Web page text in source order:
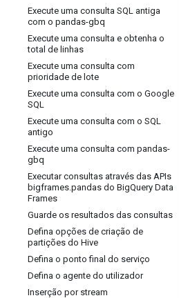
Execute uma consulta SQL antiga
com o pandas-gbq
Execute uma consulta e obtenha o
total de linhas
Execute uma consulta com
prioridade de lote
Execute uma consulta com o Google
SQL
Execute uma consulta com o SQL
antigo
Execute uma consulta com pandas-
gbq
Executar consultas através das APIs
bigframes.pandas do BigQuery Data
Frames
Guarde os resultados das consultas
Defina opções de criação de
partições do Hive
Defina o ponto final do serviço
Defina o agente do utilizador
Inserção por stream